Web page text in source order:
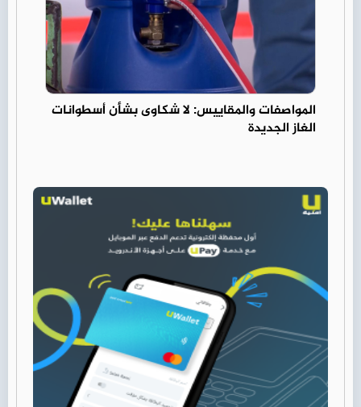
المواصفات والمقاييس: لا شكاوى بشأن أسطوانات
الغاز الجديدة